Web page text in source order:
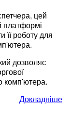
цей
платформі
її роботу для
дозволяє
комп'ютера.
Докладніше